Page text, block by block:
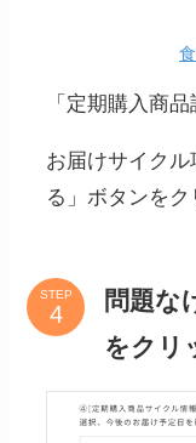
「定期購入商
お届けサイク
る」ボタンをク
STEP
問題な
をクリ